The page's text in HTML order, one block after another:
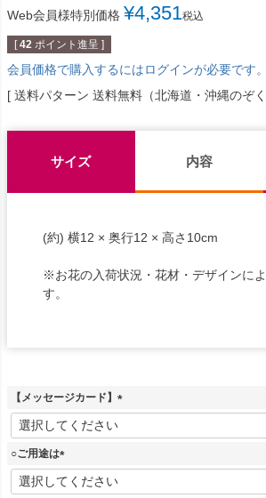
Web会員様特別価格 ¥4,351税込
[ 42 ポイント進呈 ]
会員価格で購入するにはログインが必要です。
送料パターン 送料無料（北海道・沖縄のぞく
サイズ 内容
(約) 横12 × 奥行12 × 高さ10cm
※お花の入荷状況・花材・デザインに
す。
【メッセージカード】
(
○ご用途は
(
必